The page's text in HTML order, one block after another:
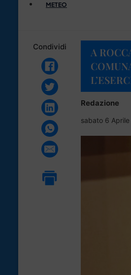
METEO
Condividi
A
Redazione
sabato 6 Aprile